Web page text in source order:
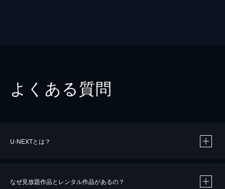
よくある質問
U-NEXTとは？
なぜ見放題作品とレンタル作品があるの？